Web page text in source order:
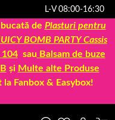
L-V 08:00-16:30
de Plasturi pentru
BOMB PARTY Cassis
104sau Balsam de buze
și Multe alte Produse
Fanbox & Easybox!